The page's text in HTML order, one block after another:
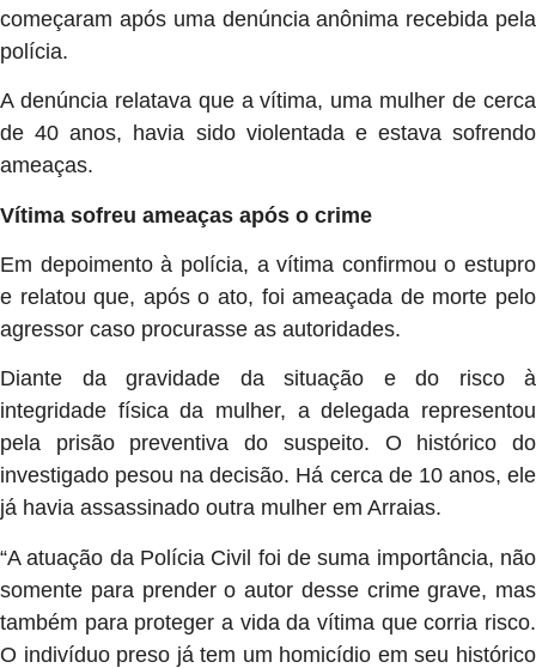
começaram após uma denúncia anônima recebida pela
polícia.
A denúncia relatava que a vítima, uma mulher de cerca
de 40 anos, havia sido violentada e estava sofrendo
ameaças.
Vítima sofreu ameaças após o crime
Em depoimento à polícia, a vítima confirmou o estupro
e relatou que, após o ato, foi ameaçada de morte pelo
agressor caso procurasse as autoridades.
Diante da gravidade da situação e do risco à
integridade física da mulher, a delegada representou
pela prisão preventiva do suspeito. O histórico do
investigado pesou na decisão. Há cerca de 10 anos, ele
já havia assassinado outra mulher em Arraias.
“A atuação da Polícia Civil foi de suma importância, não
somente para prender o autor desse crime grave, mas
também para proteger a vida da vítima que corria risco.
O indivíduo preso já tem um homicídio em seu histórico